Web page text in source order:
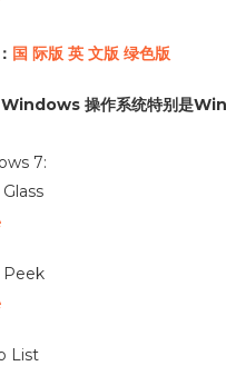
国 际版 英 文版 绿色版
Windows 操作系统特别是
7:
List